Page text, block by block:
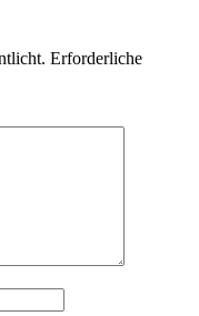
Erforderliche